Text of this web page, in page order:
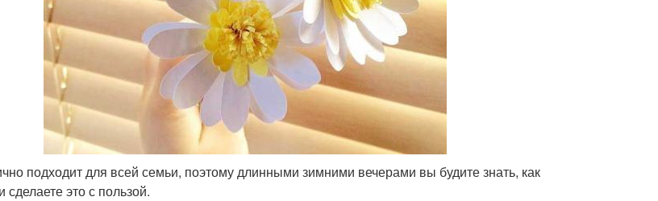
подходит для всей семьи, поэтому длинными зимними вечерами вы будите знать, как
это с пользой.